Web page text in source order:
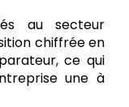
au secteur
chiffrée en
ce qui
une à